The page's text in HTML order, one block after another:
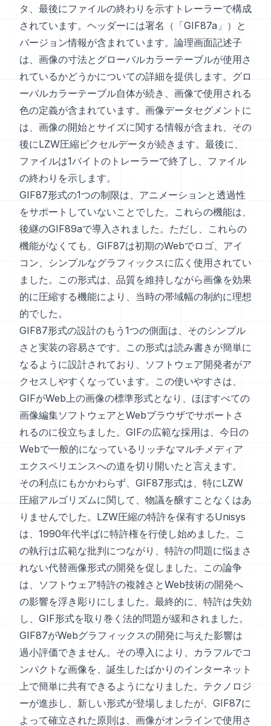
タ、最後にファイルの終わりを示すトレーラーで構成
されています。ヘッダーには署名（「GIF87a」）と
バージョン情報が含まれています。論理画面記述子
は、画像の寸法とグローバルカラーテーブルが使用さ
れているかどうかについての詳細を提供します。グロ
ーバルカラーテーブル自体が続き、画像で使用される
色の定義が含まれています。画像データセグメントに
は、画像の開始とサイズに関する情報が含まれ、その
後にLZW圧縮ピクセルデータが続きます。最後に、
ファイルは1バイトのトレーラーで終了し、ファイル
の終わりを示します。
GIF87形式の1つの制限は、アニメーションと透過性
をサポートしていないことでした。これらの機能は、
後継のGIF89aで導入されました。ただし、これらの
機能がなくても、GIF87は初期のWebでロゴ、アイ
コン、シンプルなグラフィックスに広く使用されてい
ました。この形式は、品質を維持しながら画像を効果
的に圧縮する機能により、当時の帯域幅の制約に理想
的でした。
GIF87形式の設計のもう1つの側面は、そのシンプル
さと実装の容易さです。この形式は読み書きが簡単に
なるように設計されており、ソフトウェア開発者がア
クセスしやすくなっています。この使いやすさは、
GIFがWeb上の画像の標準形式となり、ほぼすべての
画像編集ソフトウェアとWebブラウザでサポートさ
れるのに役立ちました。GIFの広範な採用は、今日の
Webで一般的になっているリッチなマルチメディア
エクスペリエンスへの道を切り開いたと言えます。
その利点にもかかわらず、GIF87形式は、特にLZW
圧縮アルゴリズムに関して、物議を醸すことなくはあ
りませんでした。LZW圧縮の特許を保有するUnisys
は、1990年代半ばに特許権を行使し始めました。こ
の執行は広範な批判につながり、特許の問題に悩まさ
れない代替画像形式の開発を促しました。この論争
は、ソフトウェア特許の複雑さとWeb技術の開発へ
の影響を浮き彫りにしました。最終的に、特許は失効
し、GIF形式を取り巻く法的問題が緩和されました。
GIF87がWebグラフィックスの開発に与えた影響は
過小評価できません。その導入により、カラフルでコ
ンパクトな画像を、誕生したばかりのインターネット
上で簡単に共有できるようになりました。テクノロジ
ーが進歩し、新しい形式が登場しましたが、GIF87に
よって確立された原則は、画像がオンラインで使用さ